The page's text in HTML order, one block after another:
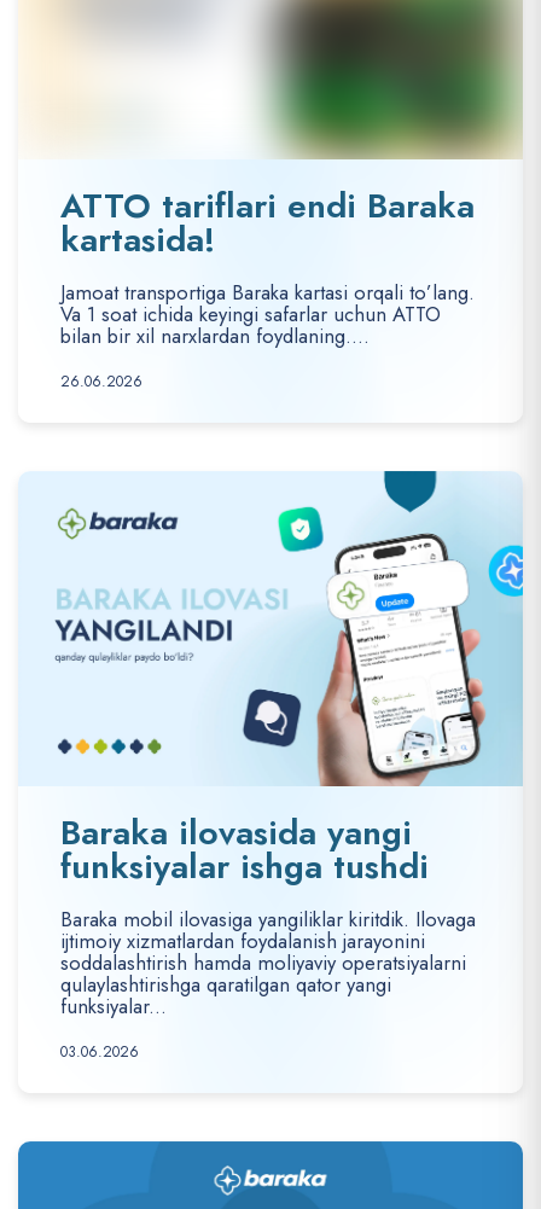
ATTO tariflari endi Baraka
kartasida!
Jamoat transportiga Baraka kartasi orqali to’lang.
Va 1 soat ichida keyingi safarlar uchun ATTO
bilan bir xil narxlardan foydlaning....
26.06.2026
Baraka ilovasida yangi
funksiyalar ishga tushdi
Baraka mobil ilovasiga yangiliklar kiritdik. Ilovaga
ijtimoiy xizmatlardan foydalanish jarayonini
soddalashtirish hamda moliyaviy operatsiyalarni
qulaylashtirishga qaratilgan qator yangi
funksiyalar...
03.06.2026